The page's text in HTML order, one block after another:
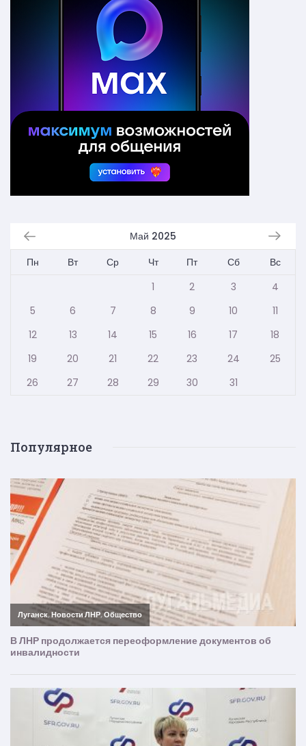
Май 2025
Пн
Вт Ср Чт Пт Сб
Вс
1
2 3
4
5
6 7 8 9 10
11
12
13 14 15 16 17
18
19
20 21 22 23 24
25
26
27 28 29 30 31
Популярное